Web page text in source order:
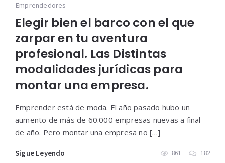
Emprendedores
Elegir bien el barco con el que
zarpar en tu aventura
profesional. Las Distintas
modalidades jurídicas para
montar una empresa.
Emprender está de moda. El año pasado hubo un
aumento de más de 60.000 empresas nuevas a final
de año. Pero montar una empresa no […]
Sigue Leyendo 861 182